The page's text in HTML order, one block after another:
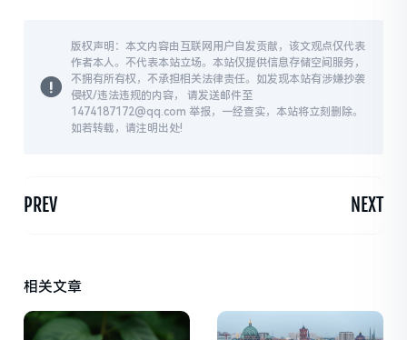
版权声明：本文内容由互联网用户自发贡献，该文观点仅代表
作者本人。不代表本站立场。本站仅提供信息存储空间服务，
不拥有所有权，不承担相关法律责任。如发现本站有涉嫌抄袭
侵权/违法违规的内容， 请发送邮件至
1474187172@qq.com 举报，一经查实，本站将立刻删除。
如若转载，请注明出处!
PREV NEXT
相关文章